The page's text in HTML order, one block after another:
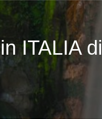
ITALIA di